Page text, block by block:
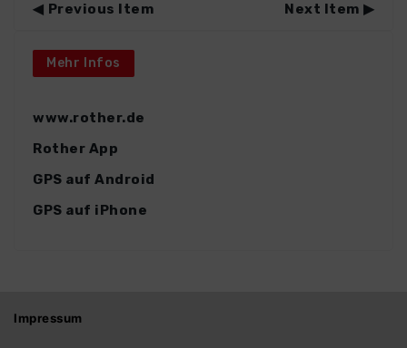
Previous Item Next Item
Mehr Infos
www.rother.de
Rother App
GPS auf Android
GPS auf iPhone
Impressum